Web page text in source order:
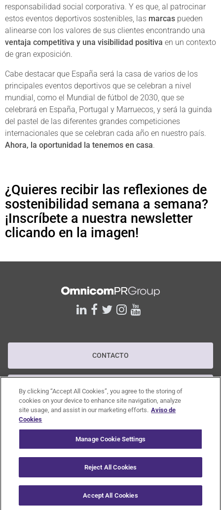
responsabilidad social corporativa. Y es que, al patrocinar
estos eventos deportivos sostenibles, las marcas pueden
alinearse con los valores de sus clientes encontrando una
ventaja competitiva y una visibilidad positiva en un contexto
de gran exposición.
Cabe destacar que España será la casa de varios de los
principales eventos deportivos que se celebran a nivel
mundial, como el Mundial de fútbol de 2030, que se
celebrará en España, Portugal y Marruecos, y será la guinda
del pastel de las diferentes grandes competiciones
internacionales que se celebran cada año en nuestro país.
Ahora, la oportunidad la tenemos en casa.
¿Quieres recibir las reflexiones de
sostenibilidad semana a semana?
¡Inscríbete a nuestra newsletter
clicando en la imagen!
linkedin
facebook
twitterinstagram
youtube
CONTACTO
POLÍTICA DE PRIVACIDAD
© 2020 Omnicom Public Relations Group Inc. All rights reserved.
By clicking “Accept All Cookies”, you agree to the storing of
cookies on your device to enhance site navigation, analyze
site usage, and assist in our marketing efforts. Aviso de
Cookies
Manage Cookie Settings
Reject All Cookies
Accept All Cookies